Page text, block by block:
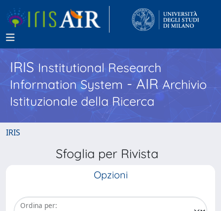
IRISInstitutional Research
Information System - AIR Archivio
Istituzionale della Ricerca
IRIS
Sfoglia per Rivista
Opzioni
Ordina per: